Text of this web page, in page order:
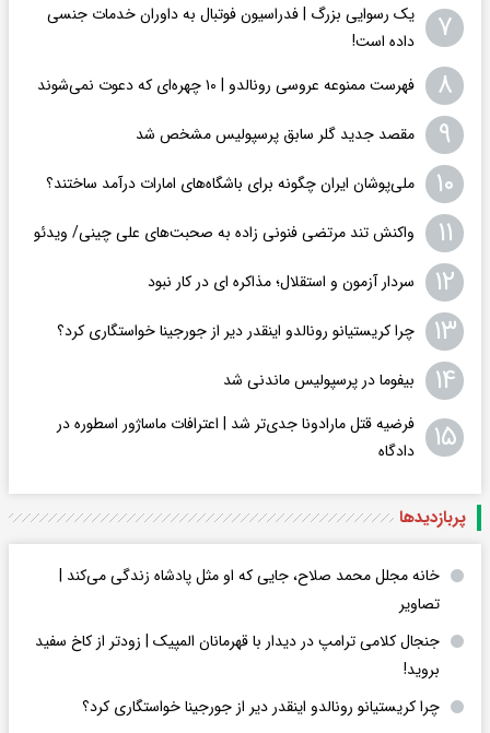
۷
یک رسوایی بزرگ | فدراسیون فوتبال به داوران خدمات جنسی
داده است!
۸ فهرست ممنوعه عروسی رونالدو | ۱۰ چهره‌ای که دعوت نمی‌شوند
۹ مقصد جدید گلر سابق پرسپولیس مشخص شد
۱۰ ملی‌پوشان ایران چگونه برای باشگاه‌های امارات درآمد ساختند؟
۱۱ واکنش تند مرتضی فنونی زاده به صحبت‌های علی چینی/ ویدئو
۱۲ سردار آزمون و استقلال؛ مذاکره ای در کار نبود
۱۳ چرا کریستیانو رونالدو اینقدر دیر از جورجینا خواستگاری کرد؟
۱۴ بیفوما در پرسپولیس ماندنی شد
۱۵
فرضیه قتل مارادونا جدی‌تر شد | اعترافات ماساژور اسطوره در
دادگاه
پربازدید‌ها
خانه مجلل محمد صلاح، جایی که او مثل پادشاه زندگی می‌کند |
تصاویر
جنجال کلامی ترامپ در دیدار با قهرمانان المپیک | زودتر از کاخ سفید
بروید!
چرا کریستیانو رونالدو اینقدر دیر از جورجینا خواستگاری کرد؟